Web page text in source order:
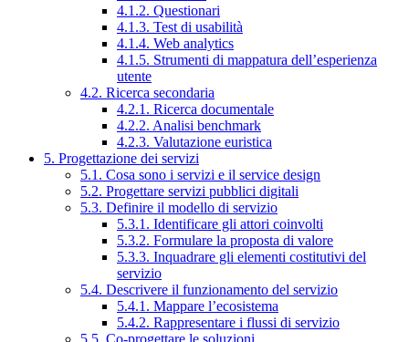
4.1.2. Questionari
4.1.3. Test di usabilità
4.1.4. Web analytics
4.1.5. Strumenti di mappatura dell’esperienza
utente
4.2. Ricerca secondaria
4.2.1. Ricerca documentale
4.2.2. Analisi benchmark
4.2.3. Valutazione euristica
5. Progettazione dei servizi
5.1. Cosa sono i servizi e il service design
5.2. Progettare servizi pubblici digitali
5.3. Definire il modello di servizio
5.3.1. Identificare gli attori coinvolti
5.3.2. Formulare la proposta di valore
5.3.3. Inquadrare gli elementi costitutivi del
servizio
5.4. Descrivere il funzionamento del servizio
5.4.1. Mappare l’ecosistema
5.4.2. Rappresentare i flussi di servizio
5.5. Co-progettare le soluzioni